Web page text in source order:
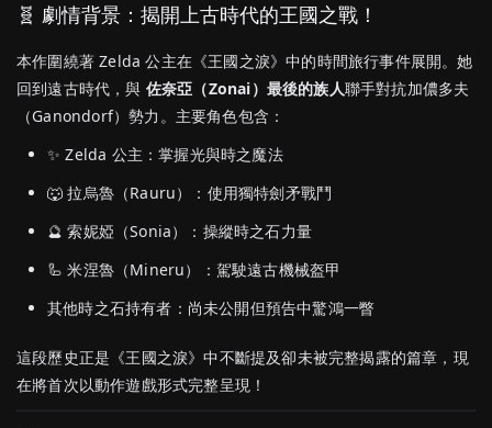
🧬 劇情背景：揭開上古時代的王國之戰！
本作圍繞著 Zelda 公主在《王國之淚》中的時間旅行事件展開。她
回到遠古時代，與 佐奈亞（Zonai）最後的族人聯手對抗加儂多夫
（Ganondorf）勢力。主要角色包含：
✨ Zelda 公主：掌握光與時之魔法
🐺 拉烏魯（Rauru）：使用獨特劍矛戰鬥
🔮 索妮婭（Sonia）：操縱時之石力量
🦾 米涅魯（Mineru）：駕駛遠古機械盔甲
其他時之石持有者：尚未公開但預告中驚鴻一瞥
這段歷史正是《王國之淚》中不斷提及卻未被完整揭露的篇章，現
在將首次以動作遊戲形式完整呈現！